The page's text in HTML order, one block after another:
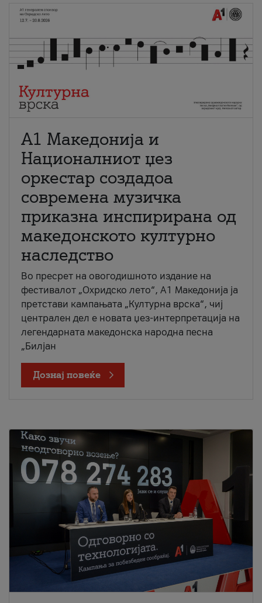
А1 Македонија и
Националниот џез
оркестар создадоа
современа музичка
приказна инспирирана од
македонското културно
наследство
Во пресрет на овогодишното издание на
фестивалот „Охридско лето“, А1 Македонија ја
претстави кампањата „Културна врска“, чиј
централен дел е новата џез-интерпретација на
легендарната македонска народна песна
„Билјан
Дознај повеќе